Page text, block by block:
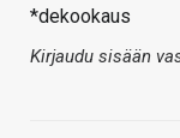
*dekookaus
Kirjaudu sisään